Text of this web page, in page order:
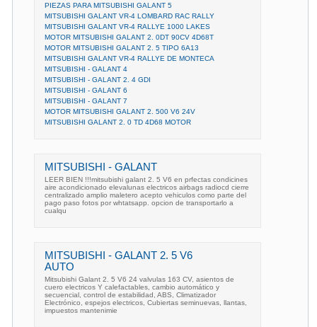
PIEZAS PARA MITSUBISHI GALANT 5
MITSUBISHI GALANT VR-4 LOMBARD RAC RALLY
MITSUBISHI GALANT VR-4 RALLYE 1000 LAKES
MOTOR MITSUBISHI GALANT 2. 0DT 90CV 4D68T
MOTOR MITSUBISHI GALANT 2. 5 TIPO 6A13
MITSUBISHI GALANT VR-4 RALLYE DE MONTECA
MITSUBISHI - GALANT 4
MITSUBISHI - GALANT 2. 4 GDI
MITSUBISHI - GALANT 6
MITSUBISHI - GALANT 7
MOTOR MITSUBISHI GALANT 2. 500 V6 24V
MITSUBISHI GALANT 2. 0 TD 4D68 MOTOR
MITSUBISHI - GALANT
LEER BIEN !!!mitsubishi galant 2. 5 V6 en prfectas condicines
aire acondicionado elevalunas electricos airbags radiocd cierre
centralizado amplio maletero acepto vehiculos como parte del
pago paso fotos por whtatsapp. opcion de transportarlo a
cualqu
MITSUBISHI - GALANT 2. 5 V6
AUTO
Mitsubishi Galant 2. 5 V6 24 valvulas 163 CV, asientos de
cuero electricos Y calefactables, cambio automático y
secuencial, control de estabilidad, ABS, Climatizador
Electrónico, espejos electricos, Cubiertas seminuevas, llantas,
impuestos mantenimie